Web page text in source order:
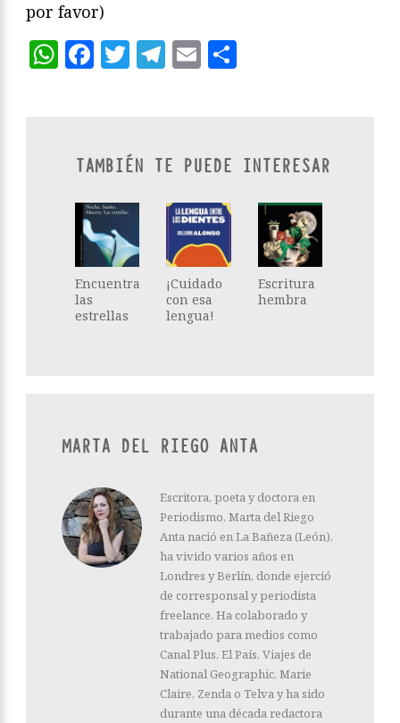
por favor)
WhatsApp
Facebook
Twitter
Telegram
Email
TAMBIÉN TE PUEDE INTERESAR
Encuentra
las
estrellas
¡Cuidado
con esa
lengua!
Escritura
hembra
MARTA DEL RIEGO ANTA
Escritora, poeta y doctora en
Periodismo, Marta del Riego
Anta nació en La Bañeza (León),
ha vivido varios años en
Londres y Berlín, donde ejerció
de corresponsal y periodista
freelance. Ha colaborado y
trabajado para medios como
Canal Plus, El País, Viajes de
National Geographic, Marie
Claire, Zenda o Telva y ha sido
durante una década redactora